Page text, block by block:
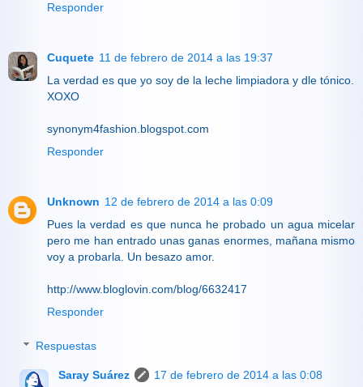
Responder
Cuquete 11 de febrero de 2014 a las 19:37
La verdad es que yo soy de la leche limpiadora y dle tónico.
XOXO
synonym4fashion.blogspot.com
Responder
Unknown 12 de febrero de 2014 a las 0:09
Pues la verdad es que nunca he probado un agua micelar
pero me han entrado unas ganas enormes, mañana mismo
voy a probarla. Un besazo amor.
http://www.bloglovin.com/blog/6632417
Responder
Respuestas
Saray Suárez
17 de febrero de 2014 a las 0:08